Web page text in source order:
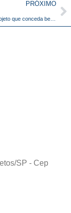
PRÓXIMO
Dutra sugere projeto que conceda benefícios fiscais para a cultura do município
SP - Cep